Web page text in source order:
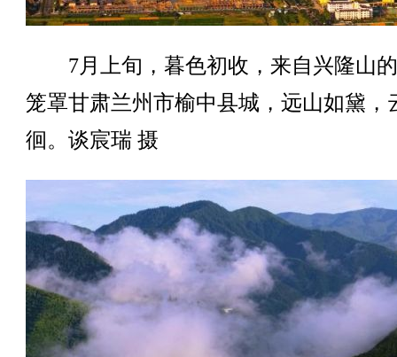
7月上旬，暮色初收，来自兴隆山
笼罩甘肃兰州市榆中县城，远山如黛，
徊。谈宸瑞 摄